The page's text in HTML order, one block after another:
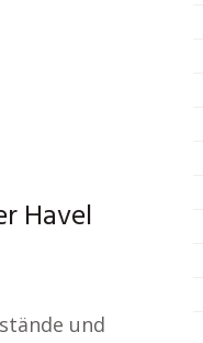
Havel
und